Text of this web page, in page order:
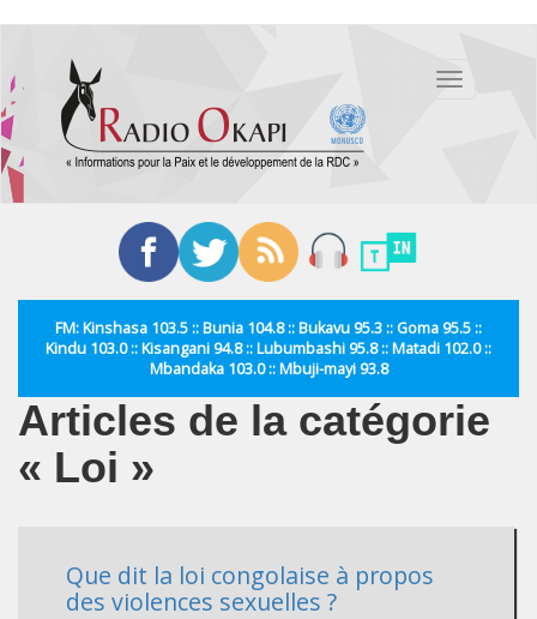
contenu
principal
Toggle
FM: Kinshasa 103.5 :: Bunia 104.8 :: Bukavu 95.3 :: Goma 95.5 ::
Kindu 103.0 :: Kisangani 94.8 :: Lubumbashi 95.8 :: Matadi 102.0 ::
Mbandaka 103.0 :: Mbuji-mayi 93.8
Articles de la catégorie
« Loi »
Que dit la loi congolaise à propos
des violences sexuelles ?